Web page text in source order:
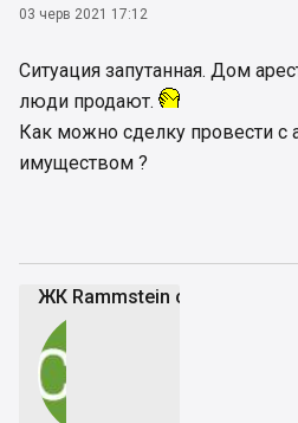
03 черв 2021 17:12
Ситуация запутанная. Дом
люди продают.
Как можно сделку провести с
имуществом ?
ЖК Rammstein city 🌆